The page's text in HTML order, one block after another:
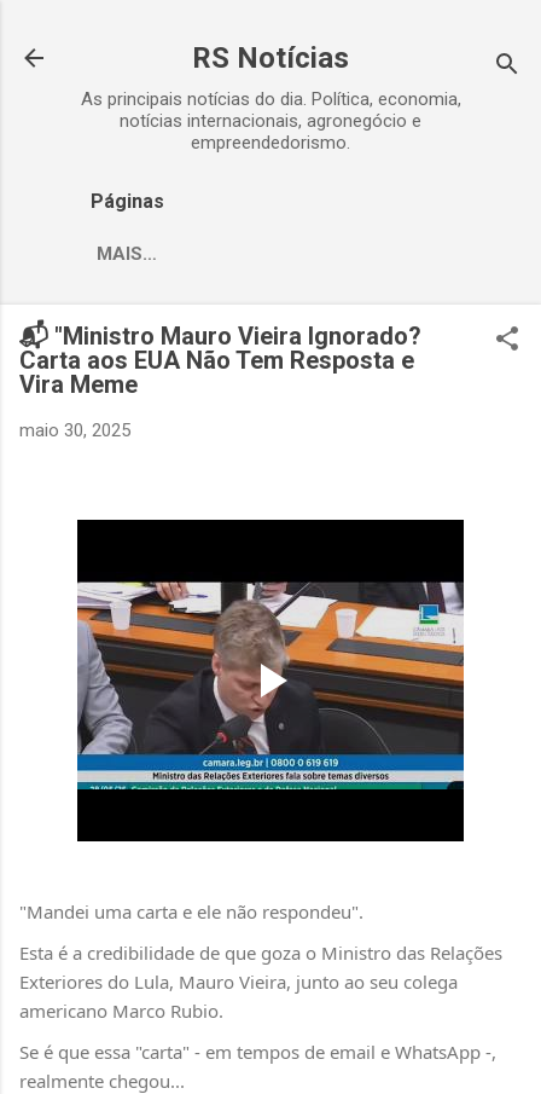
RS Notícias
As principais notícias do dia. Política, economia,
notícias internacionais, agronegócio e
empreendedorismo.
Páginas
MAIS…
📬 "Ministro Mauro Vieira Ignorado?
Carta aos EUA Não Tem Resposta e
Vira Meme
maio 30, 2025
"Mandei uma carta e ele não respondeu".
Esta é a credibilidade de que goza o Ministro das Relações
Exteriores do Lula, Mauro Vieira, junto ao seu colega
americano Marco Rubio.
Se é que essa "carta" - em tempos de email e WhatsApp -,
realmente chegou...